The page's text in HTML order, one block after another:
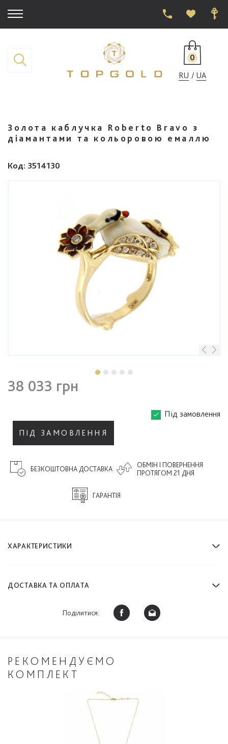
0
RU
UA
Золота каблучка Roberto Bravo з
діамантами та кольоровою емаллю
Код: 3514130
38 033 грн
Під замовлення
ПІД ЗАМОВЛЕННЯ
ОБМІН І ПОВЕРНЕННЯ
ПРОТЯГОМ 21 ДНЯ
ГАРАНТІЯ
БЕЗКОШТОВНА ДОСТАВКА
ХАРАКТЕРИСТИКИ
ДОСТАВКА ТА ОПЛАТА
Поділитися:
РЕКОМЕНДУЄМО
КОМПЛЕКТ